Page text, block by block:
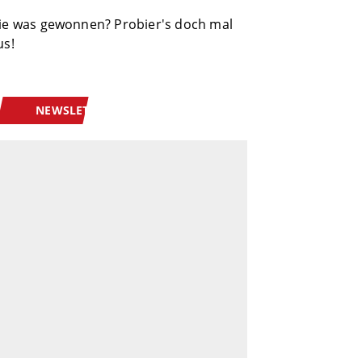
was gewonnen? Probier's doch mal
NEWSLETTER